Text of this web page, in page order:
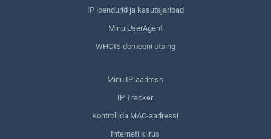
IP loendurid ja kasutajaribad
Minu UserAgent
WHOIS domeeni otsing
Minu IP-aadress
IP Tracker
Kontrollida MAC-aadressi
Interneti kiirus